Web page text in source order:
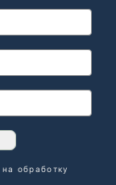
обработку